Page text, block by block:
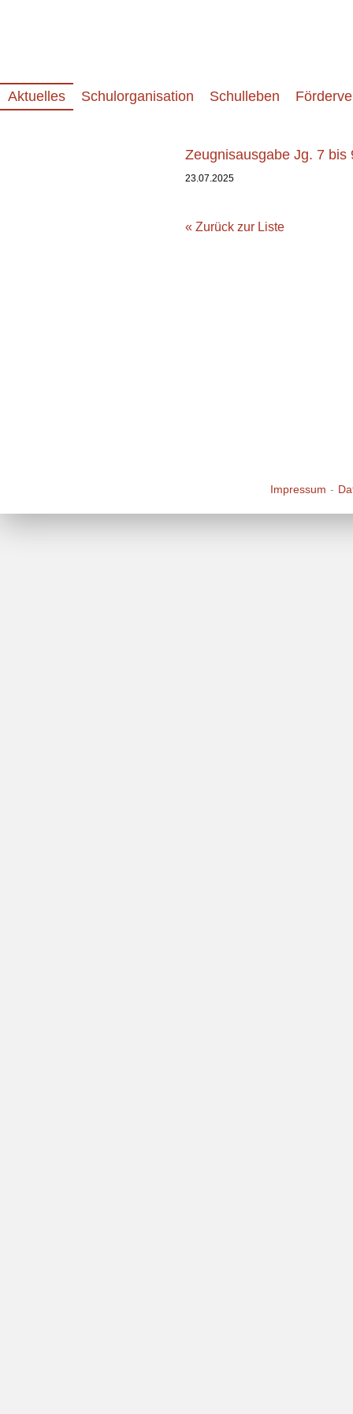
Aktuelles Schulorganisation Schulleben
Zeugnisausgabe Jg. 7 bis
23.07.2025
« Zurück zur Liste
Impressum